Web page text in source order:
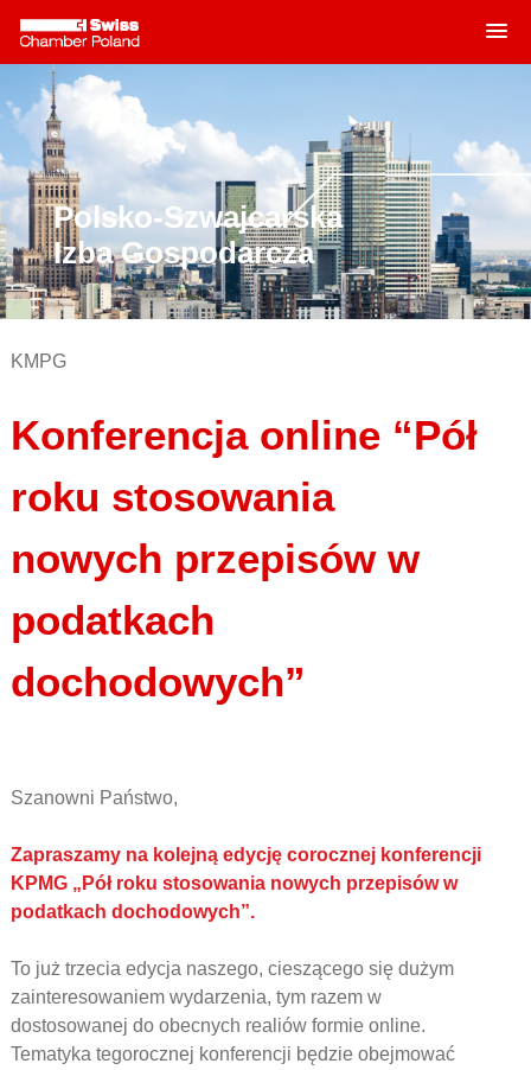
Skip
content
Polsko-Szwajcarska
Izba Gospodarcza
KMPG
Konferencja online “Pół
roku stosowania
nowych przepisów w
podatkach
dochodowych”
Szanowni Państwo,
Zapraszamy na kolejną edycję corocznej konferencji
KPMG „Pół roku stosowania nowych przepisów w
podatkach dochodowych”.
To już trzecia edycja naszego, cieszącego się dużym
zainteresowaniem wydarzenia, tym razem w
dostosowanej do obecnych realiów formie online.
Tematyka tegorocznej konferencji będzie obejmować